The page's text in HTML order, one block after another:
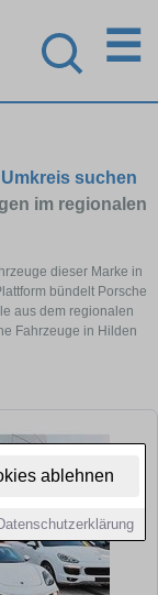
ablehnen
☰
suchen
im regionalen
dieser Marke in
bündelt Porsche
aus dem regionalen
Fahrzeuge in Hilden